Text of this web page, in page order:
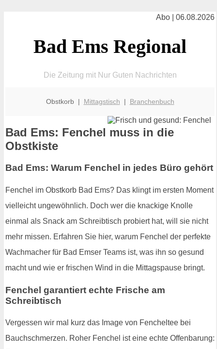
Abo | 06.08.2026
Bad Ems Regional
Die Zeitung mit Nur Guten Nachrichten
Obstkorb | Mittagstisch | Branchenbuch
Bad Ems: Fenchel muss in die
Obstkiste
Bad Ems: Warum Fenchel in jedes Büro gehört
Fenchel im Obstkorb Bad Ems? Das klingt im ersten Moment
vielleicht ungewöhnlich. Doch wer die knackige Knolle
einmal als Snack am Schreibtisch probiert hat, will sie nicht
mehr missen. Erfahren Sie hier, warum Fenchel der perfekte
Wachmacher für Bad Emser Teams ist, was ihn so gesund
macht und wie er frischen Wind in die Mittagspause bringt.
Fenchel garantiert echte Frische am
Schreibtisch
Vergessen wir mal kurz das Image von Fencheltee bei
Bauchschmerzen. Roher Fenchel ist eine echte Offenbarung: